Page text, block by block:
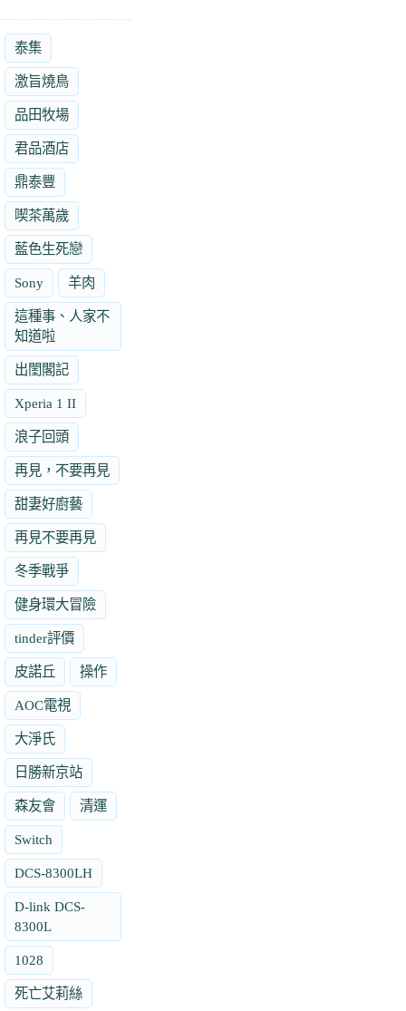
泰集
激旨燒鳥
品田牧場
君品酒店
鼎泰豐
喫茶萬歲
藍色生死戀
Sony 羊肉
這種事、人家不
知道啦
出閨閣記
Xperia 1 II
浪子回頭
再見，不要再見
甜妻好廚藝
再見不要再見
冬季戰爭
健身環大冒險
tinder評價
皮諾丘 操作
AOC電視
大淨氏
日勝新京站
森友會 清運
Switch
DCS-8300LH
D-link DCS-
8300L
1028
死亡艾莉絲